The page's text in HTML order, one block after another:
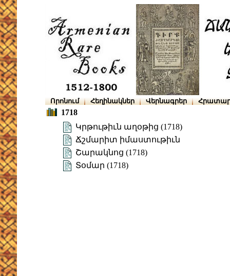
Որոնում Հեղինակներ Վերնագրեր
1718
Կրթութիւն աղօթից (1718)
Ճշմարիտ իմաստութիւն
Շարակնոց (1718)
Տօմար (1718)